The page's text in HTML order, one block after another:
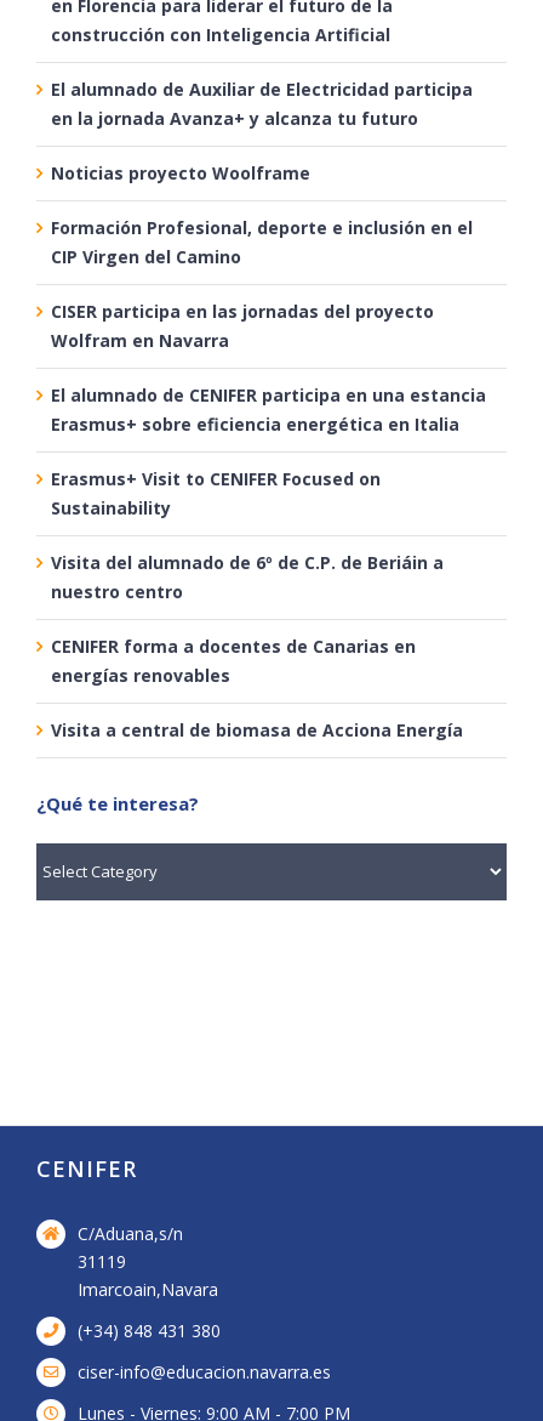
en Florencia para liderar el futuro de la
construcción con Inteligencia Artificial
El alumnado de Auxiliar de Electricidad participa
en la jornada Avanza+ y alcanza tu futuro
Noticias proyecto Woolframe
Formación Profesional, deporte e inclusión en el
CIP Virgen del Camino
CISER participa en las jornadas del proyecto
Wolfram en Navarra
El alumnado de CENIFER participa en una estancia
Erasmus+ sobre eficiencia energética en Italia
Erasmus+ Visit to CENIFER Focused on
Sustainability
Visita del alumnado de 6º de C.P. de Beriáin a
nuestro centro
CENIFER forma a docentes de Canarias en
energías renovables
Visita a central de biomasa de Acciona Energía
¿Qué te interesa?
te
CENIFER
C/Aduana,s/n
31119
Imarcoain,Navara
(+34) 848 431 380
ciser-info@educacion.navarra.es
Lunes - Viernes: 9:00 AM - 7:00 PM